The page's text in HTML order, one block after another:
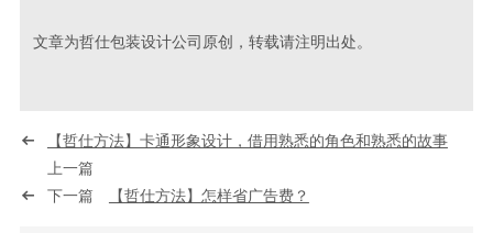
文章为哲仕包装设计公司原创，转载请注明出处。
【哲仕方法】卡通形象设计，借用熟悉的角色和熟悉的故事
上一篇
下一篇
【哲仕方法】怎样省广告费？